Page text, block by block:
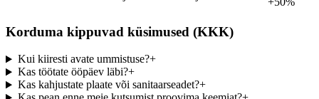
Korduma kippuvad küsimused (KKK)
Kui kiiresti avate ummistuse?+
Kas töötate ööpäev läbi?+
Kas kahjustate plaate või sanitaarseadet?+